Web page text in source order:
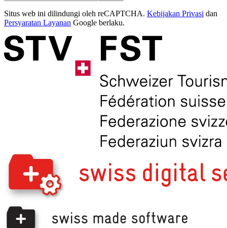
Situs web ini dilindungi oleh reCAPTCHA. Kebijakan Privasi dan
Persyaratan Layanan Google berlaku.